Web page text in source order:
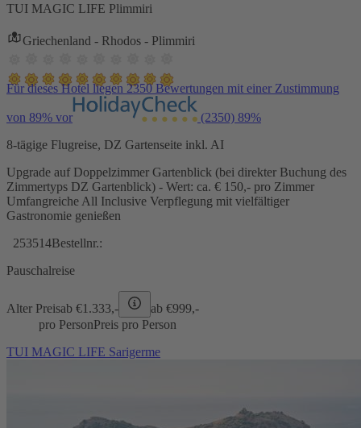
TUI MAGIC LIFE Plimmiri
Griechenland - Rhodos - Plimmiri
Für dieses Hotel liegen 2350 Bewertungen mit einer Zustimmung
von 89% vor (2350) 89%
8-tägige Flugreise, DZ Gartenseite inkl. AI
Upgrade auf Doppelzimmer Gartenblick (bei direkter Buchung des
Zimmertyps DZ Gartenblick) - Wert: ca. € 150,- pro Zimmer
Umfangreiche All Inclusive Verpflegung mit vielfältiger
Gastronomie genießen
253514Bestellnr.:
Pauschalreise
Alter Preisab €1.333,- ab €999,-
pro PersonPreis pro Person
TUI MAGIC LIFE Sarigerme